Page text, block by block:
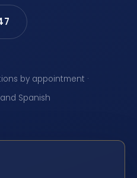
by appointment ·
Spanish